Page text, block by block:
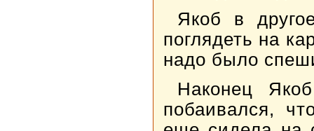
Якоб в
поглядеть на
надо было
Наконец
побаивался,